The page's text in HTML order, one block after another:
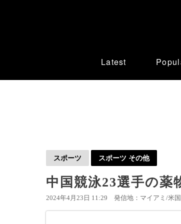
Latest
スポーツ スポーツ その他
中国競泳23選手の薬
2024年4月23日 11:29 発信地：マイアミ/米国